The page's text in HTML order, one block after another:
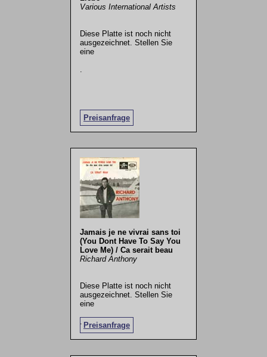
Various International Artists
Diese Platte ist noch nicht
ausgezeichnet. Stellen Sie
eine
Preisanfrage
.
Jamais je ne vivrai sans toi
(You Dont Have To Say You
Love Me) / Ca serait beau
Richard Anthony
Diese Platte ist noch nicht
ausgezeichnet. Stellen Sie
eine
Preisanfrage